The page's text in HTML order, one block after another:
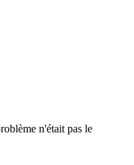
n'était pas le